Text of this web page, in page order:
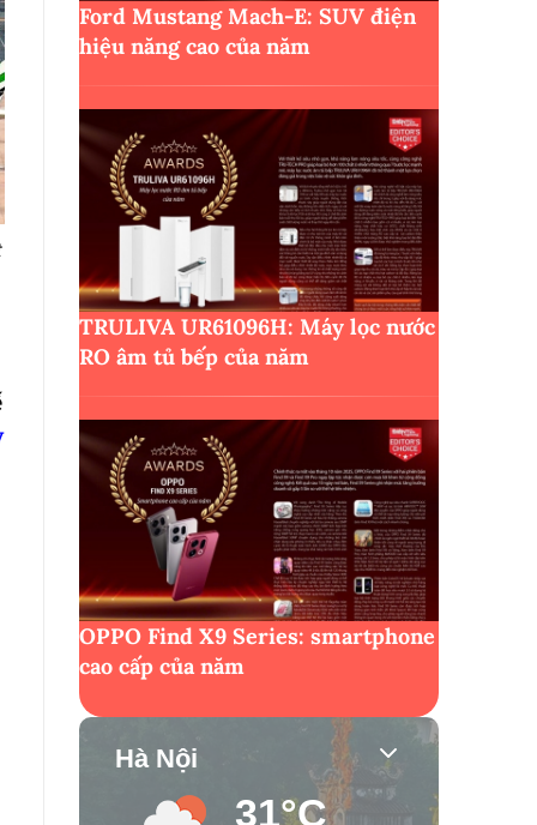
Ford Mustang Mach-E: SUV điện
hiệu năng cao của năm
TRULIVA UR61096H: Máy lọc nước
RO âm tủ bếp của năm
OPPO Find X9 Series: smartphone
cao cấp của năm
Hà Nội
31°C